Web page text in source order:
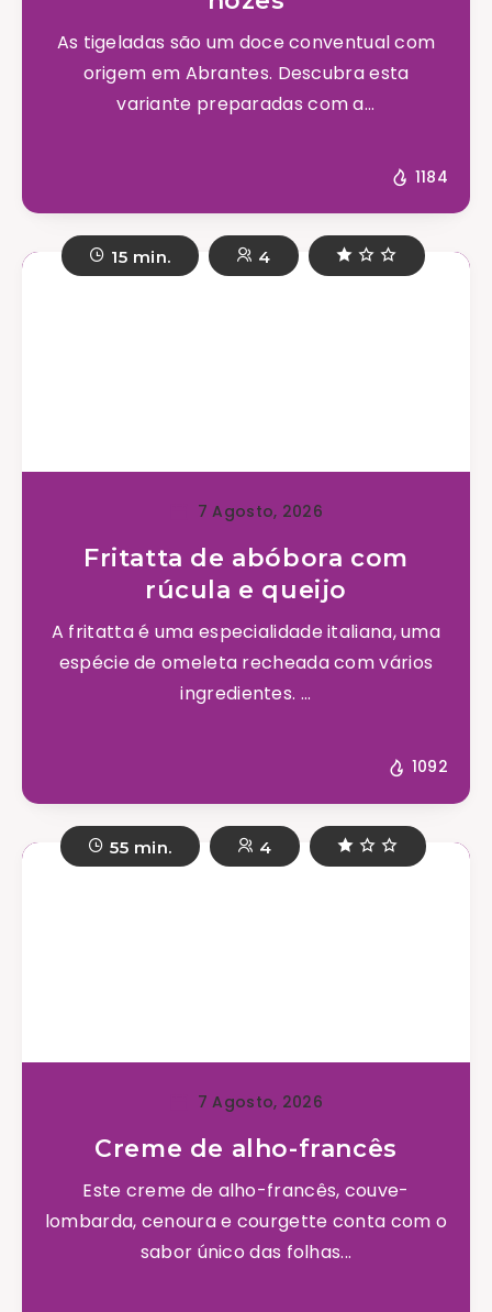
As tigeladas são um doce conventual com
origem em Abrantes. Descubra esta
variante preparadas com a...
1184
15 min. 4
7 Agosto, 2026
Fritatta de abóbora com
rúcula e queijo
A fritatta é uma especialidade italiana, uma
espécie de omeleta recheada com vários
ingredientes. ...
1092
55 min. 4
7 Agosto, 2026
Creme de alho-francês
Este creme de alho-francês, couve-
lombarda, cenoura e courgette conta com o
sabor único das folhas...